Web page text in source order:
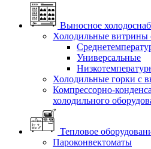
Выносное
Холодильные витрины
Универсальные
Холодильные горки с
Компрессорно-
холодильного
Тепловое
Пароконвектоматы